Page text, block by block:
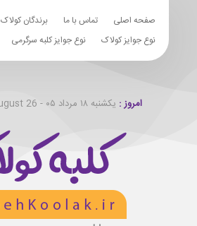
صفحه اصلی تماس با ما برندگان کولاک
نوع جوایز کولاک
نوع جوایز کلبه سرگرمی
امروز : یکشنبه ۱۸ مرداد ۰۵ - Sunday 9th August 26